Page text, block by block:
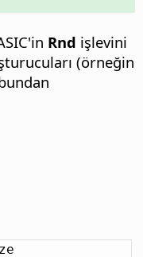
Rnd işlevini
(örneğin